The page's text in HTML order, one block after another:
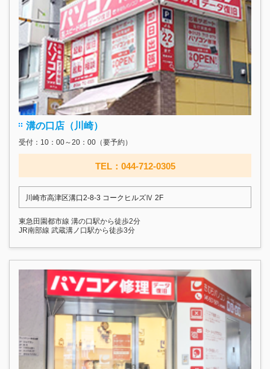
溝の口店（川崎）
受付：10：00～20：00（要予約）
TEL：044-712-0305
川崎市高津区溝口2-8-3 コークヒルズⅣ 2F
東急田園都市線 溝の口駅から徒歩2分
JR南部線 武蔵溝ノ口駅から徒歩3分